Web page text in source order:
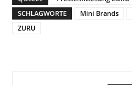
SCHLAGWORTE
Mini Brands
ZURU